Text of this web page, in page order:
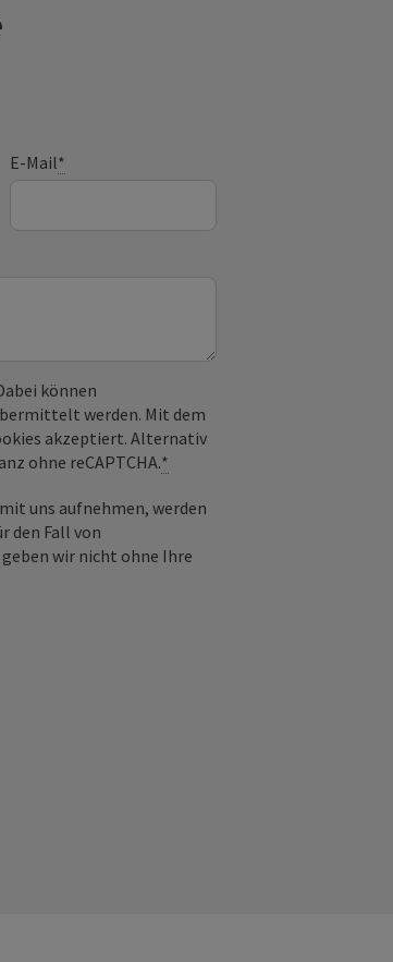
E-Mail*
können
werden. Mit dem
akzeptiert. Alternativ
ohne reCAPTCHA.*
uns aufnehmen, werden
den Fall von
wir nicht ohne Ihre